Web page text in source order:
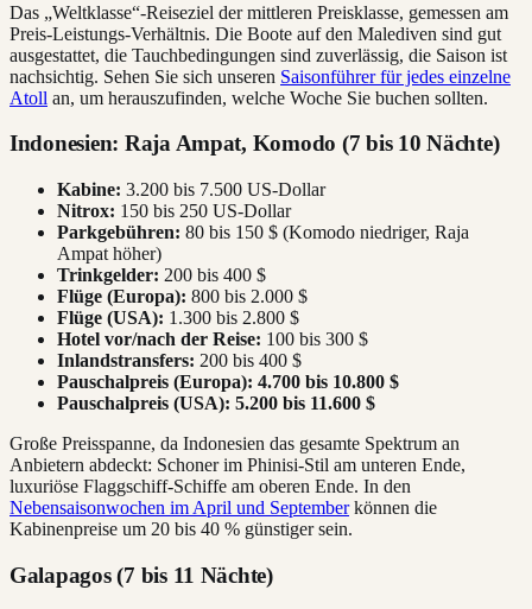
Das „Weltklasse“-Reiseziel der mittleren Preisklasse, gemessen am
Preis-Leistungs-Verhältnis. Die Boote auf den Malediven sind gut
ausgestattet, die Tauchbedingungen sind zuverlässig, die Saison ist
nachsichtig. Sehen Sie sich unseren Saisonführer für jedes einzelne
Atoll an, um herauszufinden, welche Woche Sie buchen sollten.
Indonesien: Raja Ampat, Komodo (7 bis 10 Nächte)
Kabine: 3.200 bis 7.500 US-Dollar
Nitrox: 150 bis 250 US-Dollar
Parkgebühren: 80 bis 150 $ (Komodo niedriger, Raja
Ampat höher)
Trinkgelder: 200 bis 400 $
Flüge (Europa): 800 bis 2.000 $
Flüge (USA): 1.300 bis 2.800 $
Hotel vor/nach der Reise: 100 bis 300 $
Inlandstransfers: 200 bis 400 $
Pauschalpreis (Europa): 4.700 bis 10.800 $
Pauschalpreis (USA): 5.200 bis 11.600 $
Große Preisspanne, da Indonesien das gesamte Spektrum an
Anbietern abdeckt: Schoner im Phinisi-Stil am unteren Ende,
luxuriöse Flaggschiff-Schiffe am oberen Ende. In den
Nebensaisonwochen im April und Septemberkönnen die
Kabinenpreise um 20 bis 40 % günstiger sein.
Galapagos (7 bis 11 Nächte)